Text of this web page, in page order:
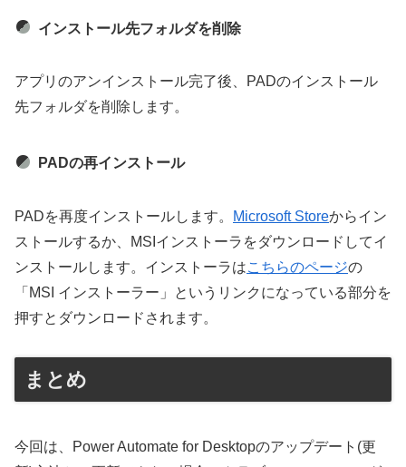
インストール先フォルダを削除
アプリのアンインストール完了後、PADのインストール
先フォルダを削除します。
PADの再インストール
PADを再度インストールします。 Microsoft Storeからイン
ストールするか、MSIインストーラをダウンロードしてイ
ンストールします。インストーラはこちらのページの
「MSI インストーラー」というリンクになっている部分を
押すとダウンロードされます。
まとめ
今回は、Power Automate for Desktopのアップデート(更